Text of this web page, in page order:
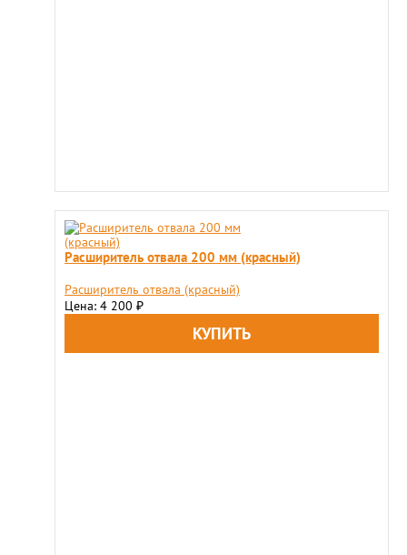
Расширитель отвала 200 мм (красный)
Расширитель отвала (красный)
Цена: 4 200 ₽